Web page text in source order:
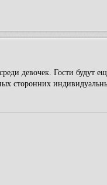
девочек. Гости будут
сторонних